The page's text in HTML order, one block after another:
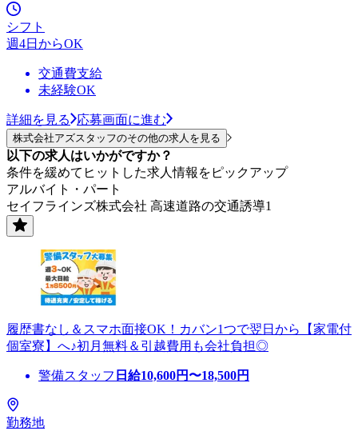
シフト
週4日からOK
交通費支給
未経験OK
詳細を見る 応募画面に進む
株式会社アズスタッフのその他の求人を見る
以下の求人はいかがですか？
条件を緩めてヒットした求人情報をピックアップ
アルバイト・パート
セイフラインズ株式会社 高速道路の交通誘導1
履歴書なし＆スマホ面接OK！カバン1つで翌日から【家電付
個室寮】へ♪初月無料＆引越費用も会社負担◎
警備スタッフ 日給10,600円〜18,500円
勤務地